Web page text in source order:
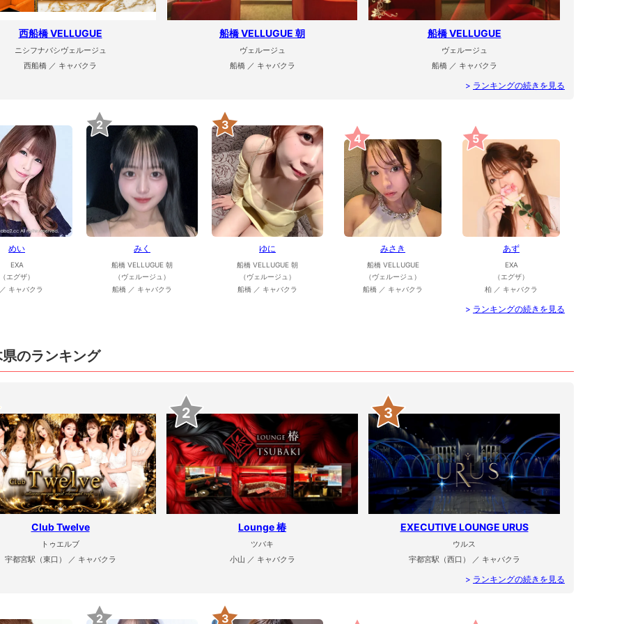
西船橋 VELLUGUE
ニシフナバシヴェルージュ
西船橋 ／ キャバクラ
船橋 VELLUGUE 朝
ヴェルージュ
船橋 ／ キャバクラ
船橋 VELLUGUE
ヴェルージュ
船橋 ／ キャバクラ
> ランキングの続きを見る
めい
EXA
（エグザ）
キャバクラ
2
みく
船橋 VELLUGUE 朝
（ヴェルージュ）
船橋 ／ キャバクラ
3
ゆに
船橋 VELLUGUE 朝
（ヴェルージュ）
船橋 ／ キャバクラ
4
みさき
船橋 VELLUGUE
（ヴェルージュ）
船橋 ／ キャバクラ
5
あず
EXA
（エグザ）
柏 ／ キャバクラ
> ランキングの続きを見る
のランキング
Club Twelve
トゥエルブ
宇都宮駅（東口） ／ キャバクラ
2
Lounge 椿
ツバキ
小山 ／ キャバクラ
3
EXECUTIVE LOUNGE URUS
ウルス
宇都宮駅（西口） ／ キャバクラ
> ランキングの続きを見る
2 3